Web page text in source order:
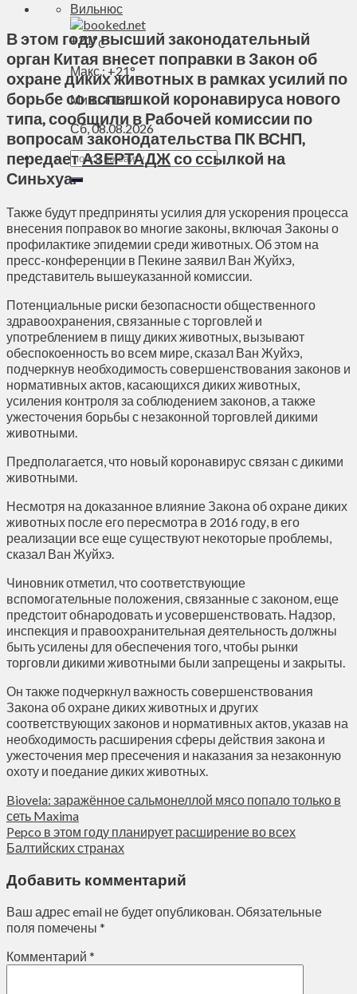
Вильнюс
+21°C
Макс.: +21°
Мин.:+12°
Сб, 08.08.2026
В этом году высший законодательный
орган Китая внесет поправки в Закон об
охране диких животных в рамках усилий по
борьбе со вспышкой коронавируса нового
типа, сообщили в Рабочей комиссии по
вопросам законодательства ПК ВСНП,
передаетАЗЕРТАДЖсо ссылкой на
Синьхуа.
Также будут предприняты усилия для ускорения процесса
внесения поправок во многие законы, включая Законы о
профилактике эпидемии среди животных. Об этом на
пресс-конференции в Пекине заявил Ван Жуйхэ,
представитель вышеуказанной комиссии.
Потенциальные риски безопасности общественного
здравоохранения, связанные с торговлей и
употреблением в пищу диких животных, вызывают
обеспокоенность во всем мире, сказал Ван Жуйхэ,
подчеркнув необходимость совершенствования законов и
нормативных актов, касающихся диких животных,
усиления контроля за соблюдением законов, а также
ужесточения борьбы с незаконной торговлей дикими
животными.
Предполагается, что новый коронавирус связан с дикими
животными.
Несмотря на доказанное влияние Закона об охране диких
животных после его пересмотра в 2016 году, в его
реализации все еще существуют некоторые проблемы,
сказал Ван Жуйхэ.
Чиновник отметил, что соответствующие
вспомогательные положения, связанные с законом, еще
предстоит обнародовать и усовершенствовать. Надзор,
инспекция и правоохранительная деятельность должны
быть усилены для обеспечения того, чтобы рынки
торговли дикими животными были запрещены и закрыты.
Он также подчеркнул важность совершенствования
Закона об охране диких животных и других
соответствующих законов и нормативных актов, указав на
необходимость расширения сферы действия закона и
ужесточения мер пресечения и наказания за незаконную
охоту и поедание диких животных.
Biovela: заражённое сальмонеллой мясо попало только в
сеть Maxima
Pepco в этом году планирует расширение во всех
Балтийских странах
Добавить комментарий
Ваш адрес email не будет опубликован.Обязательные
поля помечены *
Комментарий *